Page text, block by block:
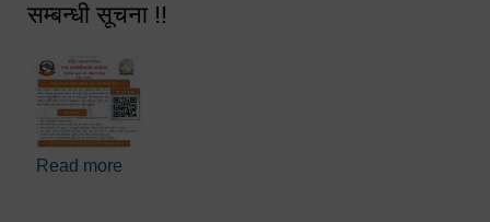
सम्बन्धी सूचना !!
Read more